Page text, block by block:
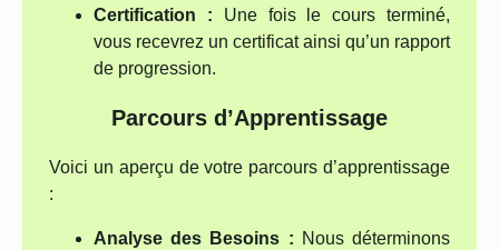
Certification : Une fois le cours terminé,
vous recevrez un certificat ainsi qu’un rapport
de progression.
Parcours d’Apprentissage
Voici un aperçu de votre parcours d’apprentissage
:
Analyse des Besoins : Nous déterminons